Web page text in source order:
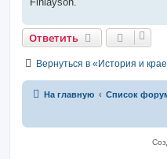
Ответить
Вернуться в «История и
На главную Список